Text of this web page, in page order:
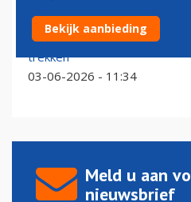
Tickets bij Air France-KLM
klanten met brandstofstress
trekken
03-06-2026 - 11:34
Meld u aan
nieuwsbrief
Bekijk aanbieding